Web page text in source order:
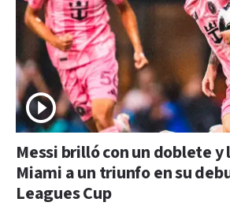
Messi brilló con un doblete
Miami a un triunfo en su
Leagues Cup